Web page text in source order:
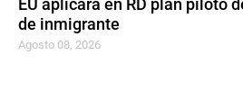
EU aplicará en RD plan piloto
de inmigrante
Agosto 08, 2026